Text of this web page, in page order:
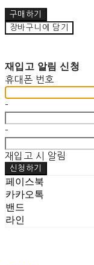
구매하기
장바구니에 담기
재입고 알림 신청
휴대폰 번호
-
-
재입고 시 알림
신청하기
페이스북
카카오톡
밴드
라인